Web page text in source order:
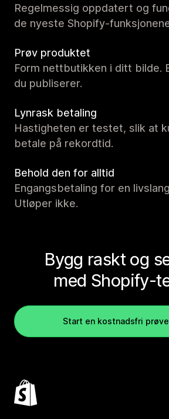
Regelmessig oppdatert og
de nyeste Shopify-
Prøv produktet
Form nettbutikken i ditt bilde.
du publiserer.
Lynrask betaling
Hastigheten er testet, slik at
betale på rekordtid.
Behold den for alltid
Engangsbetaling for en
Utløper ikke.
Bygg raskt og
med Shopify-
Start en kostnadsfri